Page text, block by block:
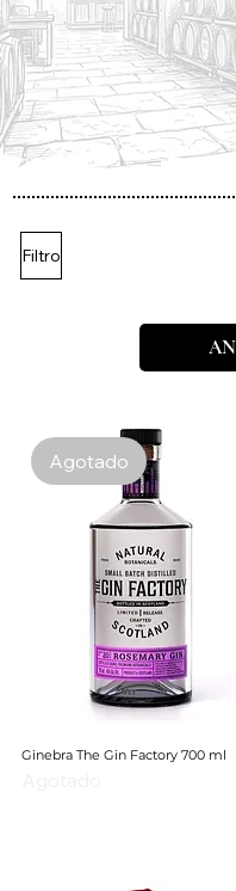
Filtro
Agotado
Ginebra The Gin Factory 700 ml